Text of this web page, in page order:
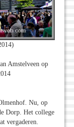
Amstelveen op
Nu, op
Dorp. Het college
vergaderen.